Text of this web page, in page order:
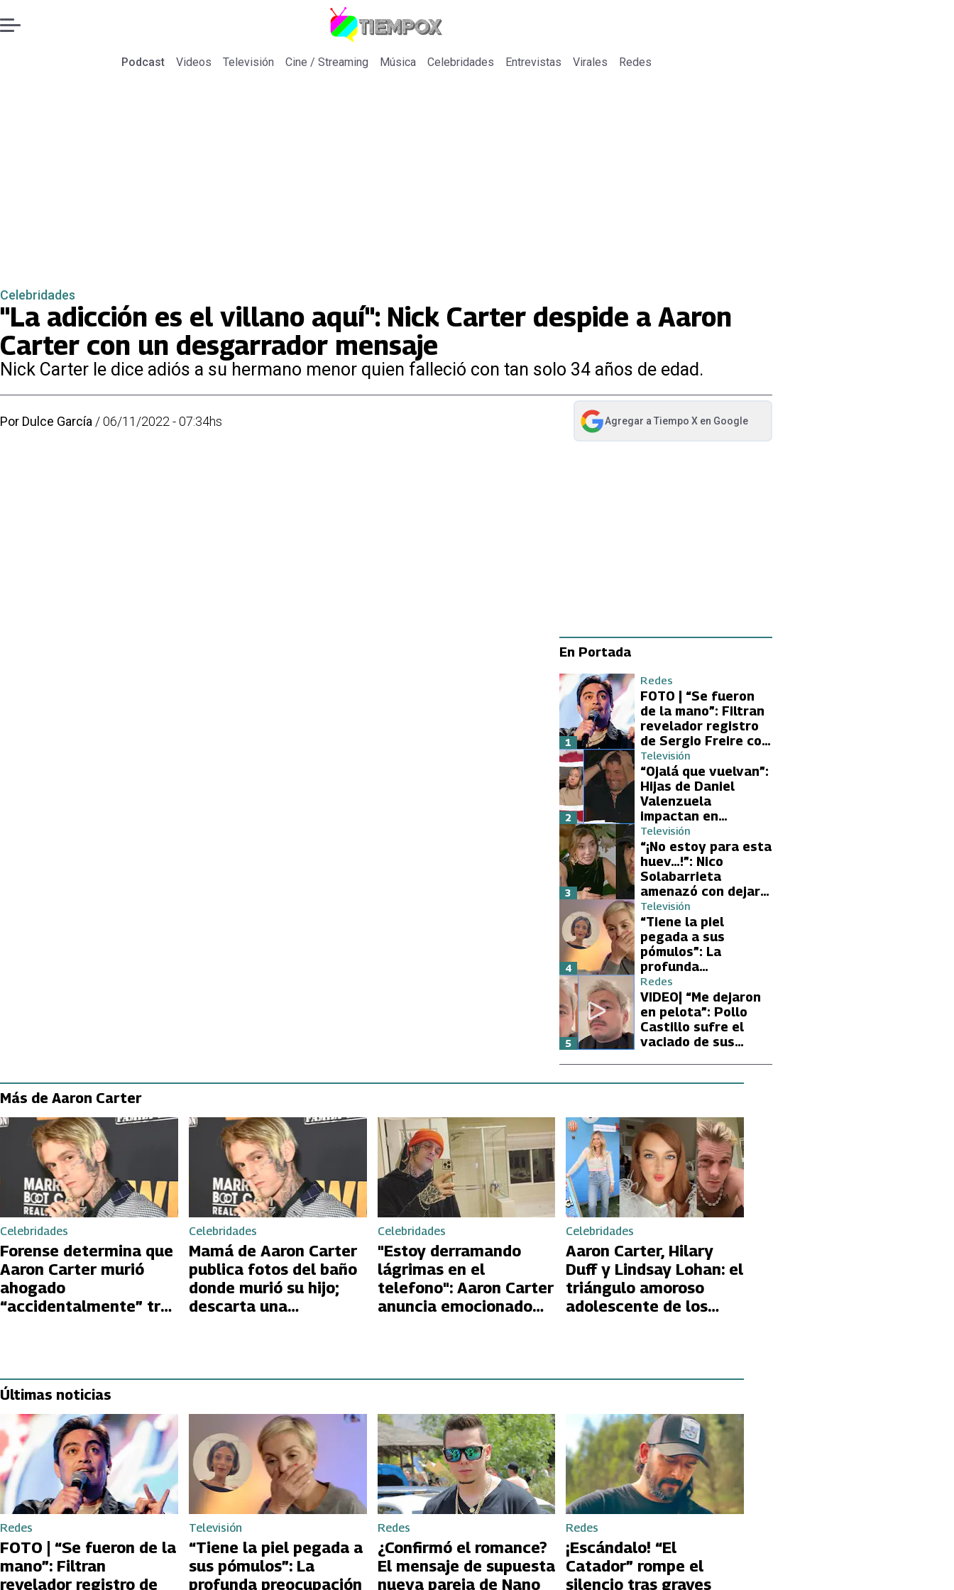
Podcast Videos Televisión Cine / Streaming Música Celebridades Entrevistas Virales Redes
Celebridades
"La adicción es el villano aquí": Nick Carter despide a Aaron
Carter con un desgarrador mensaje
Nick Carter le dice adiós a su hermano menor quien falleció con tan solo 34 años de edad.
Por Dulce García /06/11/2022 - 07:34hs Agregar a Tiempo Xen Google
abre en nueva pestaña
En Portada
Redes
FOTO | “Se fueron
de la mano”: Filtran
revelador registro
de Sergio Freire con
supuesta nueva
conquista
1
Televisión
“Ojalá que vuelvan”:
Hijas de Daniel
Valenzuela
impactan en
Volverías con tu Ex
2 con directa
petición a su papá
sobre Yamila Reyna
2
Televisión
“¡No estoy para esta
huev…!”: Nico
Solabarrieta
amenazó con dejar
Volverías con tu Ex
tras encontrón con
Carmen Gloria
Arroyo
3
Televisión
“Tiene la piel
pegada a sus
pómulos”: La
profunda
preocupación de
Fran García-
Huidobro por la
extrema delgadez
de Kathy Orellana
4
Redes
VIDEO| “Me dejaron
en pelota”: Pollo
Castillo sufre el
vaciado de sus
5
Más de Aaron Carter
Celebridades
Forense determina que
Aaron Carter murió
ahogado
“accidentalmente” tras
Celebridades
Mamá de Aaron Carter
publica fotos del baño
donde murió su hijo;
descarta una
Celebridades
"Estoy derramando
lágrimas en el
telefono": Aaron Carter
anuncia emocionado
Celebridades
Aaron Carter, Hilary
Duff y Lindsay Lohan: el
triángulo amoroso
adolescente de los
Últimas noticias
Redes
FOTO | “Se fueron de la
mano”: Filtran
revelador registro de
Televisión
“Tiene la piel pegada a
sus pómulos”: La
profunda preocupación
Redes
¿Confirmó el romance?
El mensaje de supuesta
nueva pareja de Nano
Redes
¡Escándalo! “El
Catador” rompe el
silencio tras graves